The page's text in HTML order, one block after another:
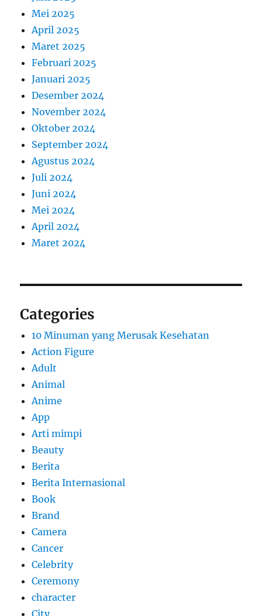
Mei 2025
April 2025
Maret 2025
Februari 2025
Januari 2025
Desember 2024
November 2024
Oktober 2024
September 2024
Agustus 2024
Juli 2024
Juni 2024
Mei 2024
April 2024
Maret 2024
Categories
10 Minuman yang Merusak Kesehatan
Action Figure
Adult
Animal
Anime
App
Arti mimpi
Beauty
Berita
Berita Internasional
Book
Brand
Camera
Cancer
Celebrity
Ceremony
character
City